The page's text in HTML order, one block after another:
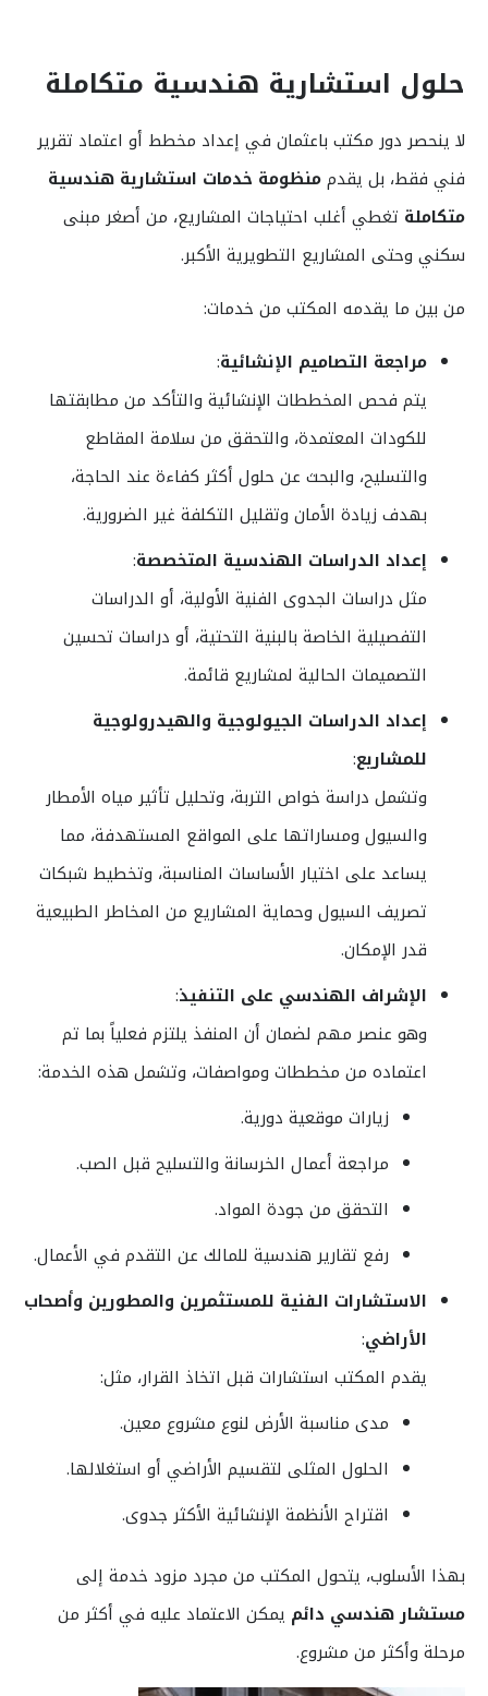
حلول استشارية هندسية متكاملة
لا ينحصر دور مكتب باعثمان في إعداد مخطط أو اعتماد تقرير
فني فقط، بل يقدممنظومة خدمات استشارية هندسية
متكاملة تغطي أغلب احتياجات المشاريع، من أصغر مبنى
سكني وحتى المشاريع التطويرية الأكبر.
من بين ما يقدمه المكتب من خدمات:
مراجعة التصاميم الإنشائية:
يتم فحص المخططات الإنشائية والتأكد من مطابقتها
للكودات المعتمدة، والتحقق من سلامة المقاطع
والتسليح، والبحث عن حلول أكثر كفاءة عند الحاجة،
بهدف زيادة الأمان وتقليل التكلفة غير الضرورية.
إعداد الدراسات الهندسية المتخصصة:
مثل دراسات الجدوى الفنية الأولية، أو الدراسات
التفصيلية الخاصة بالبنية التحتية، أو دراسات تحسين
التصميمات الحالية لمشاريع قائمة.
إعداد الدراسات الجيولوجية والهيدرولوجية
للمشاريع:
وتشمل دراسة خواص التربة، وتحليل تأثير مياه الأمطار
والسيول ومساراتها على المواقع المستهدفة، مما
يساعد على اختيار الأساسات المناسبة، وتخطيط شبكات
تصريف السيول وحماية المشاريع من المخاطر الطبيعية
قدر الإمكان.
الإشراف الهندسي على التنفيذ:
وهو عنصر مهم لضمان أن المنفذ يلتزم فعلياً بما تم
اعتماده من مخططات ومواصفات، وتشمل هذه الخدمة:
زيارات موقعية دورية.
مراجعة أعمال الخرسانة والتسليح قبل الصب.
التحقق من جودة المواد.
رفع تقارير هندسية للمالك عن التقدم في الأعمال.
الاستشارات الفنية للمستثمرين والمطورين وأصحاب
الأراضي:
يقدم المكتب استشارات قبل اتخاذ القرار، مثل:
مدى مناسبة الأرض لنوع مشروع معين.
الحلول المثلى لتقسيم الأراضي أو استغلالها.
اقتراح الأنظمة الإنشائية الأكثر جدوى.
بهذا الأسلوب، يتحول المكتب من مجرد مزود خدمة إلى
مستشار هندسي دائم يمكن الاعتماد عليه في أكثر من
مرحلة وأكثر من مشروع.